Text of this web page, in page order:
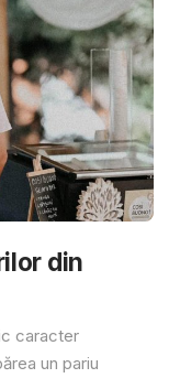
din
caracter
un pariu